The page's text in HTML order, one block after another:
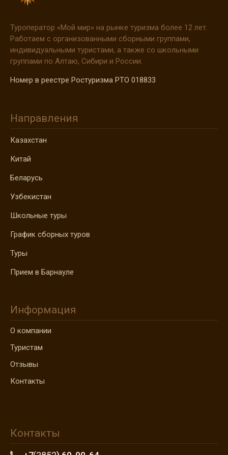
Туроператор «Мой мир» на рынке туризма более 12 лет.
Работаем с организованными сборными группами,
индивидуальными туристами, а также со школьными
группами по Алтаю, Сибири и России.
Номер в реестре Ростуризма РТО 018833
Направления
Казахстан
Китай
Беларусь
Узбекистан
Школьные туры
График сборных туров
Туры
Прием в Барнауле
Информация
О компании
Туристам
Отзывы
Контакты
Контакты